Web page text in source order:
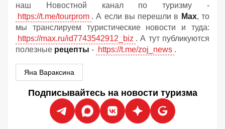
наш Новостной канал по туризму -
https://t.me/tourprom . А если вы перешли в Мах, то
мы транслируем туристические новости и туда:
https://max.ru/id7743542912_biz . А тут публикуются
полезные рецепты - https://t.me/zoj_news .
Яна Вараксина
Подписывайтесь на новости туризма